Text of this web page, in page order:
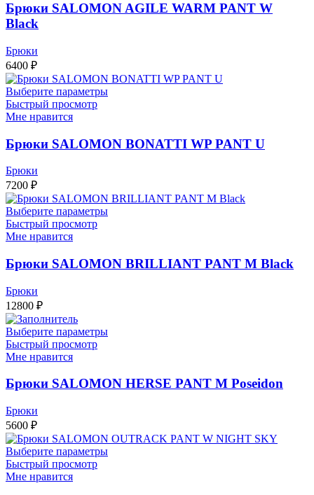
Брюки SALOMON AGILE WARM PANT W
Black
Брюки
6400 ₽
Выберите параметры
Быстрый просмотр
Мне нравится
Брюки SALOMON BONATTI WP PANT U
Брюки
7200 ₽
Выберите параметры
Быстрый просмотр
Мне нравится
Брюки SALOMON BRILLIANT PANT M Black
Брюки
12800 ₽
Выберите параметры
Быстрый просмотр
Мне нравится
Брюки SALOMON HERSE PANT M Poseidon
Брюки
5600 ₽
Выберите параметры
Быстрый просмотр
Мне нравится